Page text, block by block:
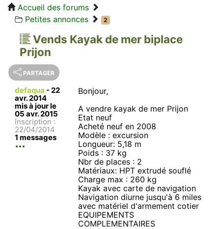
Accueil des forums
Petites annonces
2
Vends Kayak de mer biplace
Prijon
PARTAGER
defaqua - 22
avr. 2014
mis à jour le
05 avr. 2015
Inscription :
22/04/2014
1 messages
Bonjour,
A vendre kayak de mer Prijon
Etat neuf
Acheté neuf en 2008
Modèle : excursion
Longueur: 5,18 m
Poids : 37 kg
Nbr de places : 2
Matériaux: HPT extrudé souflé
Charge max : 260 kg
Kayak avec carte de navigation
Navigation diurne jusqu'à 6 miles
avec matériel d'armement cotier
EQUIPEMENTS
COMPLEMENTAIRES